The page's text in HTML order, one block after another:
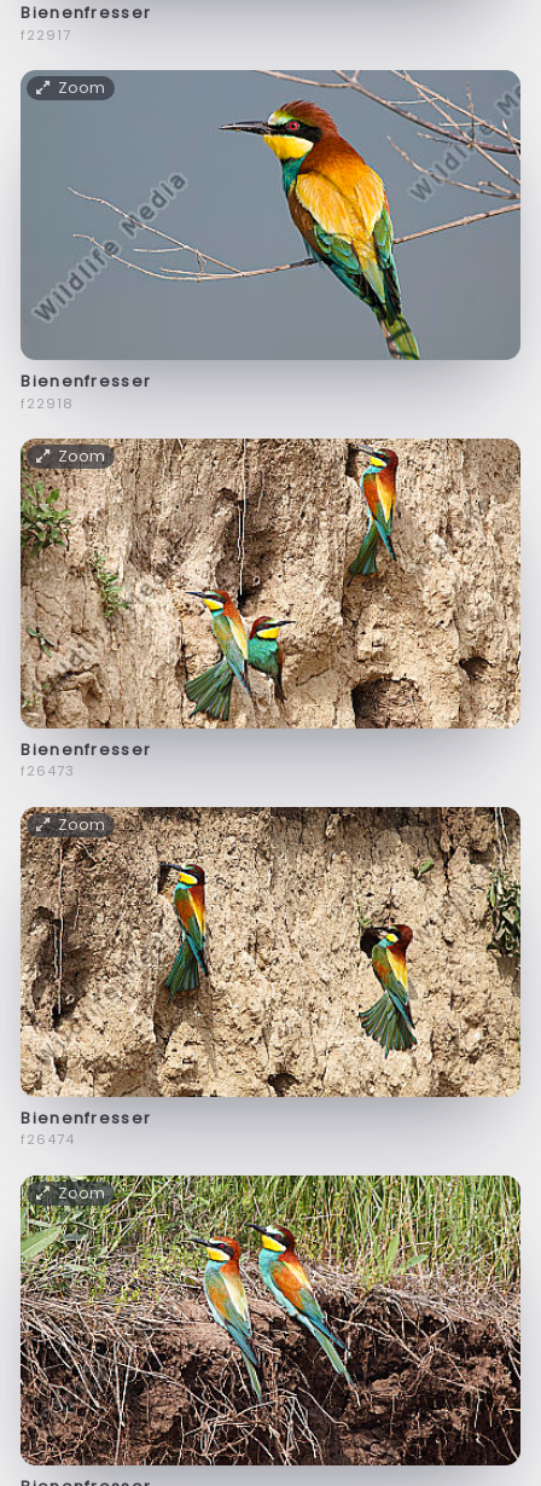
Bienenfresser
f22917
Zoom
Bienenfresser
f22918
Zoom
Bienenfresser
f26473
Zoom
Bienenfresser
f26474
Zoom